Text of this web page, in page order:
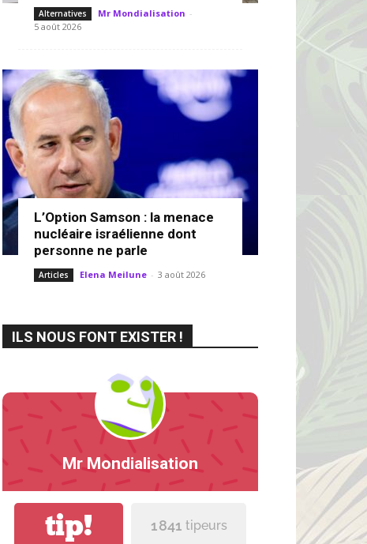
Alternatives Mr Mondialisation -
5 août 2026
L’Option Samson : la menace
nucléaire israélienne dont
personne ne parle
Articles Elena Meilune - 3 août 2026
ILS NOUS FONT EXISTER !
Mr Mondialisation
tip! 1 841 tipeurs